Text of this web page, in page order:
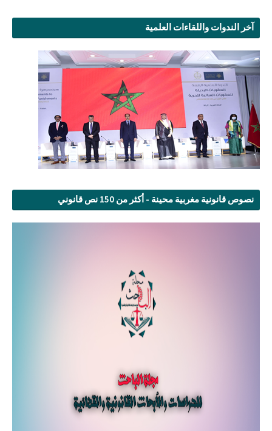
آخر الندوات واللقاءات العلمية
نصوص قانونية مغربية محينة - أكثر من 150 نص قانوني